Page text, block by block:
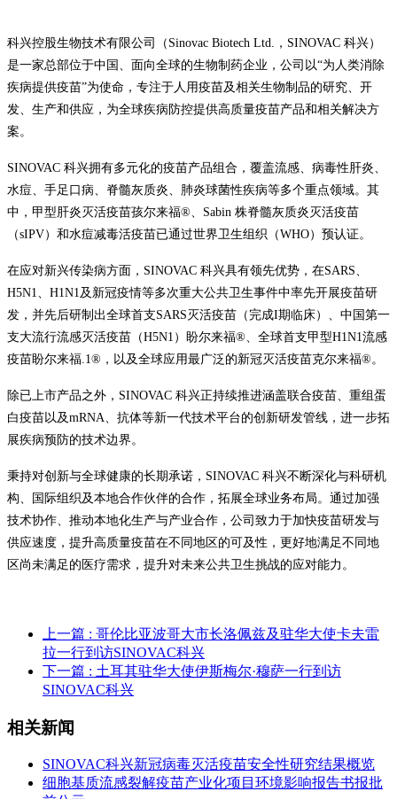
科兴控股生物技术有限公司（Sinovac Biotech Ltd.，SINOVAC 科兴）
是一家总部位于中国、面向全球的生物制药企业，公司以“为人类消除
疾病提供疫苗”为使命，专注于人用疫苗及相关生物制品的研究、开
发、生产和供应，为全球疾病防控提供高质量疫苗产品和相关解决方
案。
SINOVAC 科兴拥有多元化的疫苗产品组合，覆盖流感、病毒性肝炎、
水痘、手足口病、脊髓灰质炎、肺炎球菌性疾病等多个重点领域。其
中，甲型肝炎灭活疫苗孩尔来福®、Sabin 株脊髓灰质炎灭活疫苗
（sIPV）和水痘减毒活疫苗已通过世界卫生组织（WHO）预认证。
在应对新兴传染病方面，SINOVAC 科兴具有领先优势，在SARS、
H5N1、H1N1及新冠疫情等多次重大公共卫生事件中率先开展疫苗研
发，并先后研制出全球首支SARS灭活疫苗（完成I期临床）、中国第一
支大流行流感灭活疫苗（H5N1）盼尔来福®、全球首支甲型H1N1流感
疫苗盼尔来福.1®，以及全球应用最广泛的新冠灭活疫苗克尔来福®。
除已上市产品之外，SINOVAC 科兴正持续推进涵盖联合疫苗、重组蛋
白疫苗以及mRNA、抗体等新一代技术平台的创新研发管线，进一步拓
展疾病预防的技术边界。
秉持对创新与全球健康的长期承诺，SINOVAC 科兴不断深化与科研机
构、国际组织及本地合作伙伴的合作，拓展全球业务布局。通过加强
技术协作、推动本地化生产与产业合作，公司致力于加快疫苗研发与
供应速度，提升高质量疫苗在不同地区的可及性，更好地满足不同地
区尚未满足的医疗需求，提升对未来公共卫生挑战的应对能力。
上一篇 : 哥伦比亚波哥大市长洛佩兹及驻华大使卡夫雷
拉一行到访SINOVAC科兴
下一篇 : 土耳其驻华大使伊斯梅尔·穆萨一行到访
SINOVAC科兴
相关新闻
SINOVAC科兴新冠病毒灭活疫苗安全性研究结果概览
细胞基质流感裂解疫苗产业化项目环境影响报告书报批